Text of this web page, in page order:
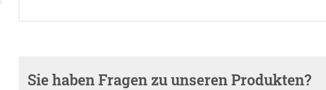
Sie haben Fragen zu unseren Produkten?